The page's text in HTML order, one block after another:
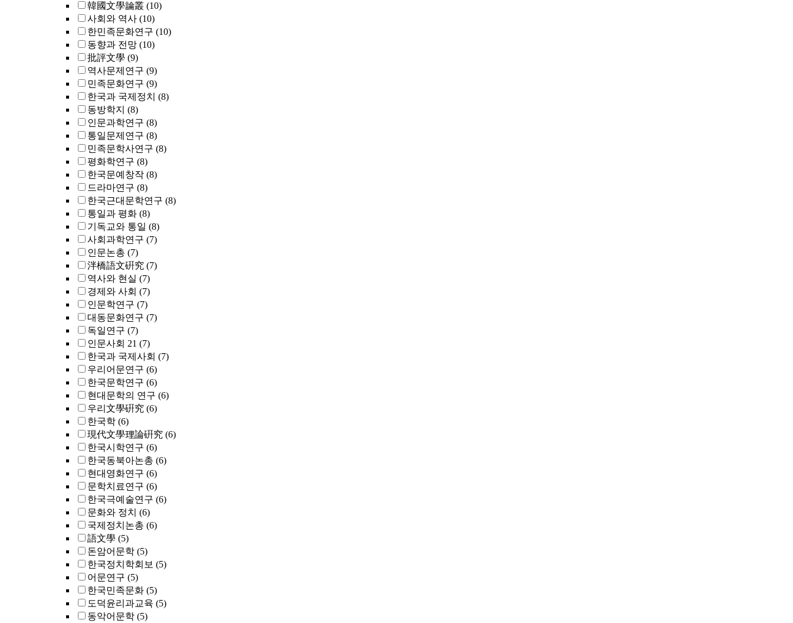
韓國文學論叢 (10)
사회와 역사 (10)
한민족문화연구 (10)
동향과 전망 (10)
批評文學 (9)
역사문제연구 (9)
민족문화연구 (9)
한국과 국제정치 (8)
동방학지 (8)
인문과학연구 (8)
통일문제연구 (8)
민족문학사연구 (8)
평화학연구 (8)
한국문예창작 (8)
드라마연구 (8)
한국근대문학연구 (8)
통일과 평화 (8)
기독교와 통일 (8)
사회과학연구 (7)
인문논총 (7)
泮橋語文硏究 (7)
역사와 현실 (7)
경제와 사회 (7)
인문학연구 (7)
대동문화연구 (7)
독일연구 (7)
인문사회 21 (7)
한국과 국제사회 (7)
우리어문연구 (6)
한국문학연구 (6)
현대문학의 연구 (6)
우리文學硏究 (6)
한국학 (6)
現代文學理論硏究 (6)
한국시학연구 (6)
한국동북아논총 (6)
현대영화연구 (6)
문학치료연구 (6)
한국극예술연구 (6)
문화와 정치 (6)
국제정치논총 (6)
語文學 (5)
돈암어문학 (5)
한국정치학회보 (5)
어문연구 (5)
한국민족문화 (5)
도덕윤리과교육 (5)
동악어문학 (5)